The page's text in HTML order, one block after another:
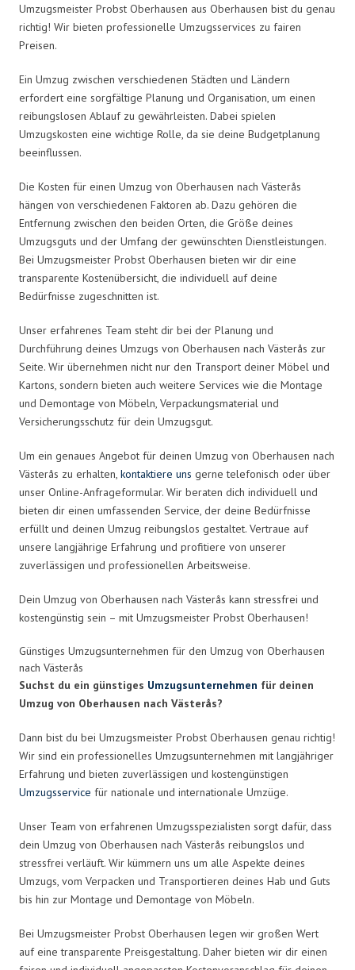
Umzugsmeister Probst Oberhausen aus Oberhausen bist du genau
richtig! Wir bieten professionelle Umzugsservices zu fairen
Preisen.
Ein Umzug zwischen verschiedenen Städten und Ländern
erfordert eine sorgfältige Planung und Organisation, um einen
reibungslosen Ablauf zu gewährleisten. Dabei spielen
Umzugskosten eine wichtige Rolle, da sie deine Budgetplanung
beeinflussen.
Die Kosten für einen Umzug von Oberhausen nach Västerås
hängen von verschiedenen Faktoren ab. Dazu gehören die
Entfernung zwischen den beiden Orten, die Größe deines
Umzugsguts und der Umfang der gewünschten Dienstleistungen.
Bei Umzugsmeister Probst Oberhausen bieten wir dir eine
transparente Kostenübersicht, die individuell auf deine
Bedürfnisse zugeschnitten ist.
Unser erfahrenes Team steht dir bei der Planung und
Durchführung deines Umzugs von Oberhausen nach Västerås zur
Seite. Wir übernehmen nicht nur den Transport deiner Möbel und
Kartons, sondern bieten auch weitere Services wie die Montage
und Demontage von Möbeln, Verpackungsmaterial und
Versicherungsschutz für dein Umzugsgut.
Um ein genaues Angebot für deinen Umzug von Oberhausen nach
Västerås zu erhalten, kontaktiere uns gerne telefonisch oder über
unser Online-Anfrageformular. Wir beraten dich individuell und
bieten dir einen umfassenden Service, der deine Bedürfnisse
erfüllt und deinen Umzug reibungslos gestaltet. Vertraue auf
unsere langjährige Erfahrung und profitiere von unserer
zuverlässigen und professionellen Arbeitsweise.
Dein Umzug von Oberhausen nach Västerås kann stressfrei und
kostengünstig sein – mit Umzugsmeister Probst Oberhausen!
Günstiges Umzugsunternehmen für den Umzug von Oberhausen
nach Västerås
Suchst du ein günstiges Umzugsunternehmen für deinen
Umzug von Oberhausen nach Västerås?
Dann bist du bei Umzugsmeister Probst Oberhausen genau richtig!
Wir sind ein professionelles Umzugsunternehmen mit langjähriger
Erfahrung und bieten zuverlässigen und kostengünstigen
Umzugsservice für nationale und internationale Umzüge.
Unser Team von erfahrenen Umzugsspezialisten sorgt dafür, dass
dein Umzug von Oberhausen nach Västerås reibungslos und
stressfrei verläuft. Wir kümmern uns um alle Aspekte deines
Umzugs, vom Verpacken und Transportieren deines Hab und Guts
bis hin zur Montage und Demontage von Möbeln.
Bei Umzugsmeister Probst Oberhausen legen wir großen Wert
auf eine transparente Preisgestaltung. Daher bieten wir dir einen